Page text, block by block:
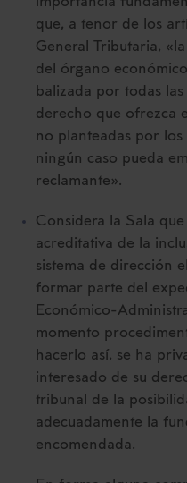
que, a tenor de los
General Tributaria,
del órgano
balizada por todas
derecho que ofrezca
no planteadas por los
ningún caso pueda
reclamante».
Considera la Sala
acreditativa de la
sistema de dirección
formar parte del
Económico-
momento
hacerlo así, se ha
interesado de su
tribunal de la
adecuadamente la
encomendada.